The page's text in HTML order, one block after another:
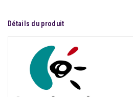
Détails du produit